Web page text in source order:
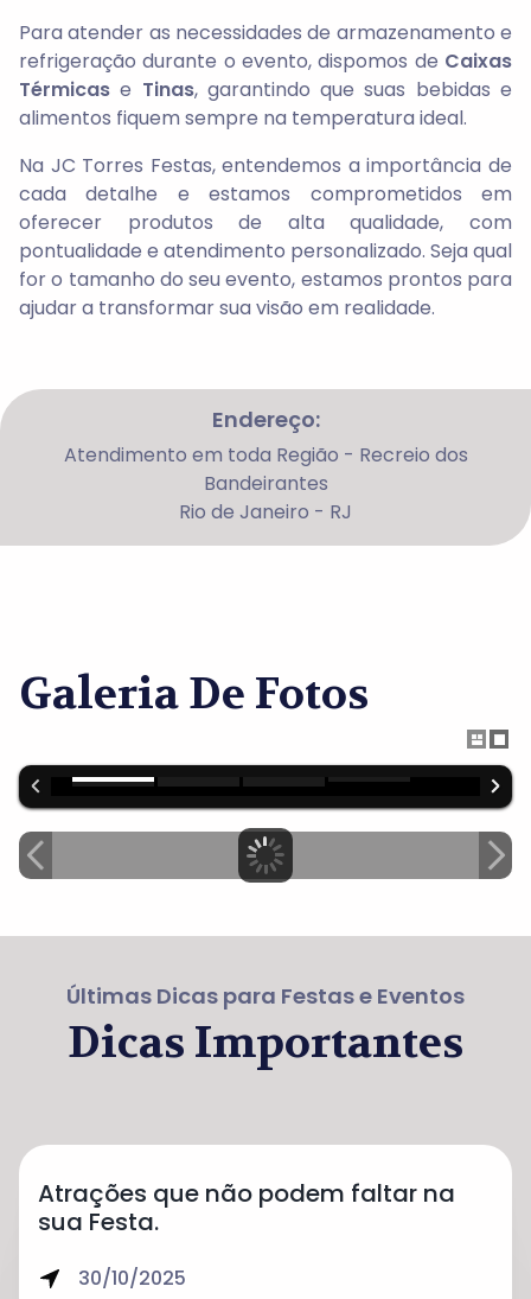
Para atender as necessidades de armazenamento e
refrigeração durante o evento, dispomos de Caixas
Térmicas e Tinas, garantindo que suas bebidas e
alimentos fiquem sempre na temperatura ideal.
Na JC Torres Festas, entendemos a importância de
cada detalhe e estamos comprometidos em
oferecer produtos de alta qualidade, com
pontualidade e atendimento personalizado. Seja qual
for o tamanho do seu evento, estamos prontos para
ajudar a transformar sua visão em realidade.
Endereço:
Atendimento em toda Região - Recreio dos
Bandeirantes
Rio de Janeiro - RJ
Galeria De Fotos
Últimas Dicas para Festas e Eventos
Dicas Importantes
Atrações que não podem faltar na
sua Festa.
30/10/2025